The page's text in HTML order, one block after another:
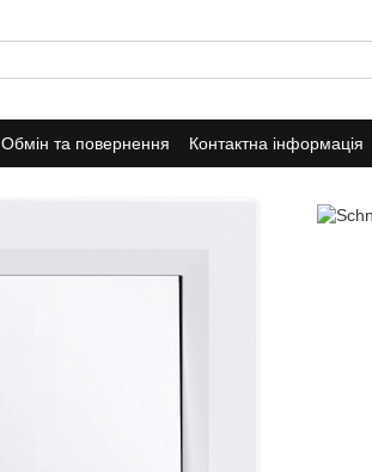
Обмін та повернення Контактна інформація